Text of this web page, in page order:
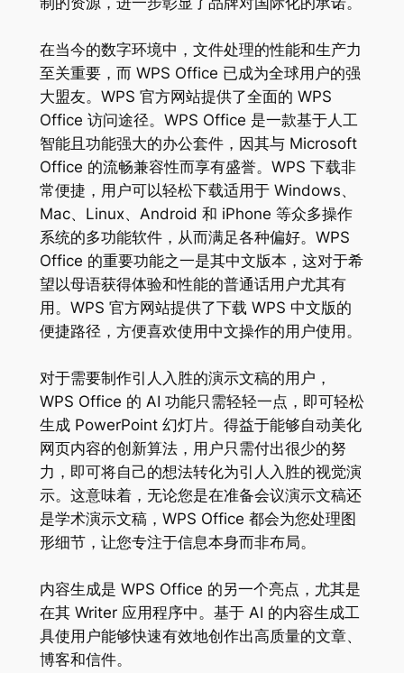
在当今的数字环境中，文件处理的性能和生产力
至关重要，而 WPS Office 已成为全球用户的强
大盟友。WPS 官方网站提供了全面的 WPS
Office 访问途径。WPS Office 是一款基于人工
智能且功能强大的办公套件，因其与 Microsoft
Office 的流畅兼容性而享有盛誉。WPS 下载非
常便捷，用户可以轻松下载适用于 Windows、
Mac、Linux、Android 和 iPhone 等众多操作
系统的多功能软件，从而满足各种偏好。WPS
Office 的重要功能之一是其中文版本，这对于希
望以母语获得体验和性能的普通话用户尤其有
用。WPS 官方网站提供了下载 WPS 中文版的
便捷路径，方便喜欢使用中文操作的用户使用。
对于需要制作引人入胜的演示文稿的用户，
WPS Office 的 AI 功能只需轻轻一点，即可轻松
生成 PowerPoint 幻灯片。得益于能够自动美化
网页内容的创新算法，用户只需付出很少的努
力，即可将自己的想法转化为引人入胜的视觉演
示。这意味着，无论您是在准备会议演示文稿还
是学术演示文稿，WPS Office 都会为您处理图
形细节，让您专注于信息本身而非布局。
内容生成是 WPS Office 的另一个亮点，尤其是
在其 Writer 应用程序中。基于 AI 的内容生成工
具使用户能够快速有效地创作出高质量的文章、
博客和信件。